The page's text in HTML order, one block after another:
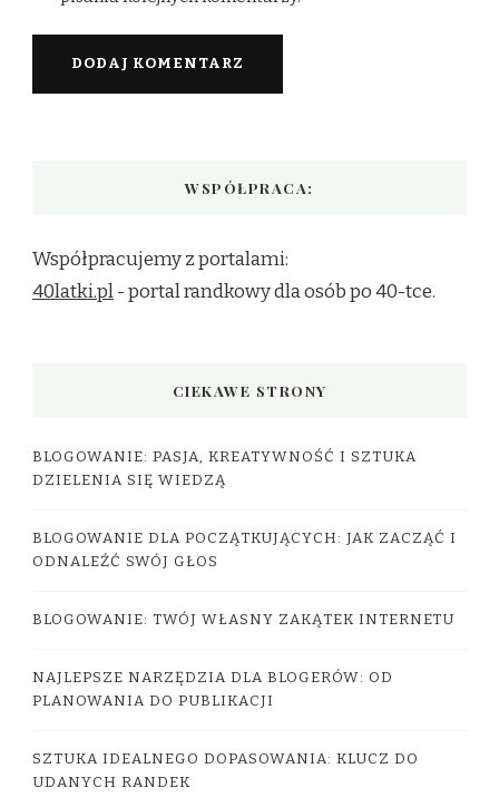
WSPÓŁPRACA:
Współpracujemy z portalami:
40latki.pl- portal randkowy dla osób po 40-tce.
CIEKAWE STRONY
BLOGOWANIE: PASJA, KREATYWNOŚĆ I SZTUKA
DZIELENIA SIĘ WIEDZĄ
BLOGOWANIE DLA POCZĄTKUJĄCYCH: JAK ZACZĄĆ I
ODNALEŹĆ SWÓJ GŁOS
BLOGOWANIE: TWÓJ WŁASNY ZAKĄTEK INTERNETU
NAJLEPSZE NARZĘDZIA DLA BLOGERÓW: OD
PLANOWANIA DO PUBLIKACJI
SZTUKA IDEALNEGO DOPASOWANIA: KLUCZ DO
UDANYCH RANDEK